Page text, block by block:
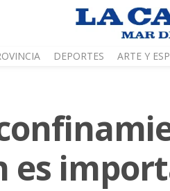
DEPORTES ARTE Y